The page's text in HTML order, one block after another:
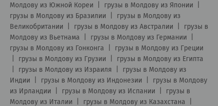
Молдову из Южной Кореи
грузы в Молдову из Японии
грузы в Молдову из Бразилии
грузы в Молдову из
Великобритании
грузы в Молдову из Австралии
грузы в
Молдову из Вьетнама
грузы в Молдову из Германии
грузы в Молдову из Гонконга
грузы в Молдову из Греции
грузы в Молдову из Грузии
грузы в Молдову из Египта
грузы в Молдову из Израиля
грузы в Молдову из
Индии
грузы в Молдову из Индонезии
грузы в Молдову
из Ирландии
грузы в Молдову из Испании
грузы в
Молдову из Италии
грузы в Молдову из Казахстана